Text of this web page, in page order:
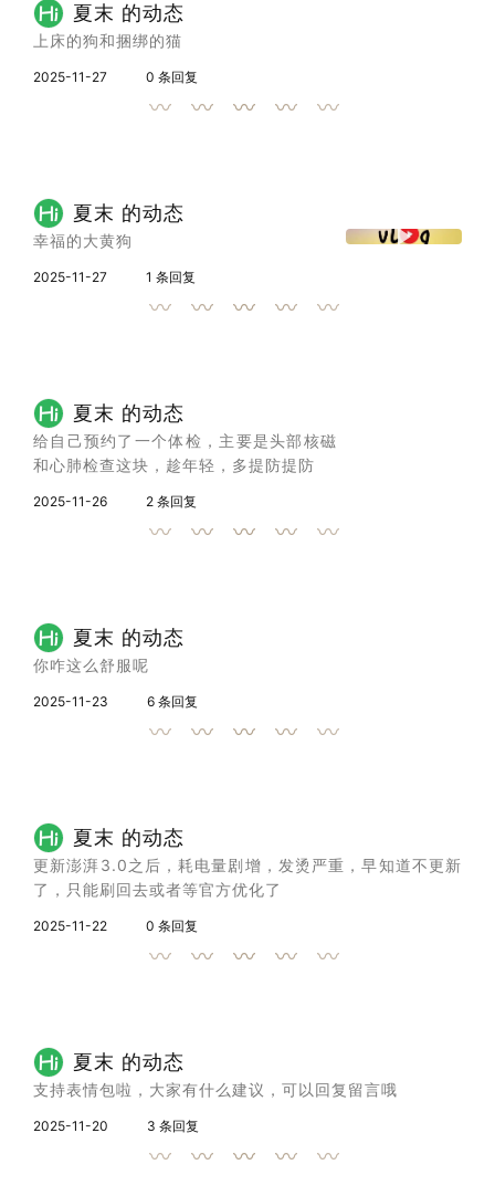
夏末 的动态
上床的狗和捆绑的猫
2025-11-27 0 条回复
夏末 的动态
幸福的大黄狗
2025-11-27 1 条回复
夏末 的动态
给自己预约了一个体检，主要是头部核磁
和心肺检查这块，趁年轻，多提防提防
2025-11-26 2 条回复
夏末 的动态
你咋这么舒服呢
2025-11-23 6 条回复
夏末 的动态
更新澎湃3.0之后，耗电量剧增，发烫严重，早知道不更新
了，只能刷回去或者等官方优化了
2025-11-22 0 条回复
夏末 的动态
支持表情包啦，大家有什么建议，可以回复留言哦
2025-11-20 3 条回复